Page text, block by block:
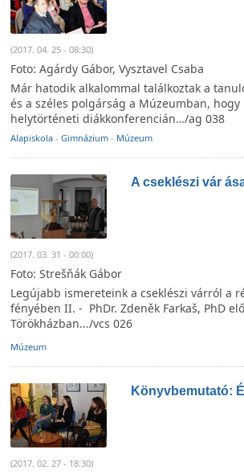
(2017. 04. 25 - 08:30)
Foto: Agárdy Gábor, Vysztavel Csaba
Már hatodik alkalommal találkoztak a
és a széles polgárság a Múzeumban, hogy
helytörténeti diákkonferencián…/ag 038
Alapiskola - Gimnázium - Múzeum
A cseklészi vár
(2017. 03. 31 - 00:00)
Foto: Strešňák Gábor
Legújabb ismereteink a cseklészi várról a
fényében II. - PhDr. Zdeněk Farkaš, PhD
Törökházban.../vcs 026
Múzeum
Könyvbemutató:
(2017. 02. 27 - 18:30)